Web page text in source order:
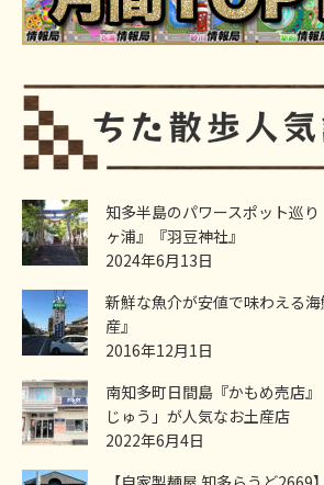
知多半島のパワースポット巡
ヶ浦』『羽豆神社』
2024年6月13日
新鮮な魚介が安値で味わえる
産』
2016年12月1日
南知多町日間島『かもめ売店
じゅう」が人気なお土産店
2022年6月4日